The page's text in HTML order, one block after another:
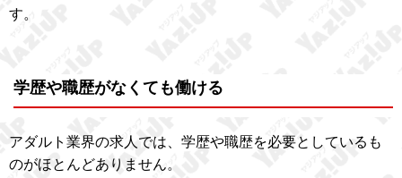
す。
学歴や職歴がなくても働ける
アダルト業界の求人では、学歴や職歴を必要としているも
のがほとんどありません。